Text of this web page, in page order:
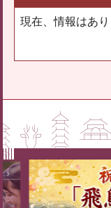
現在、情報はあり